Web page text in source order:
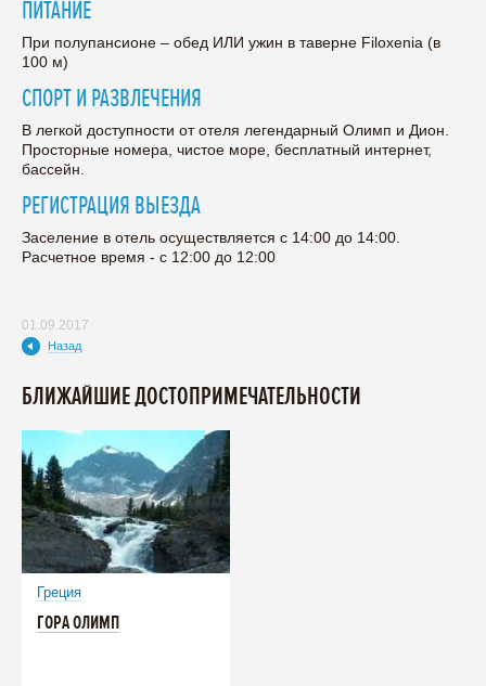
ПИТАНИЕ
При полупансионе – обед ИЛИ ужин в таверне Filoxenia (в
100 м)
СПОРТ И РАЗВЛЕЧЕНИЯ
В легкой доступности от отеля легендарный Олимп и Дион.
Просторные номера, чистое море, бесплатный интернет,
бассейн.
РЕГИСТРАЦИЯ ВЫЕЗДА
Заселение в отель осуществляется с 14:00 до 14:00.
Расчетное время - с 12:00 до 12:00
01.09.2017
Назад
БЛИЖАЙШИЕ ДОСТОПРИМЕЧАТЕЛЬНОСТИ
Греция
ГОРА ОЛИМП